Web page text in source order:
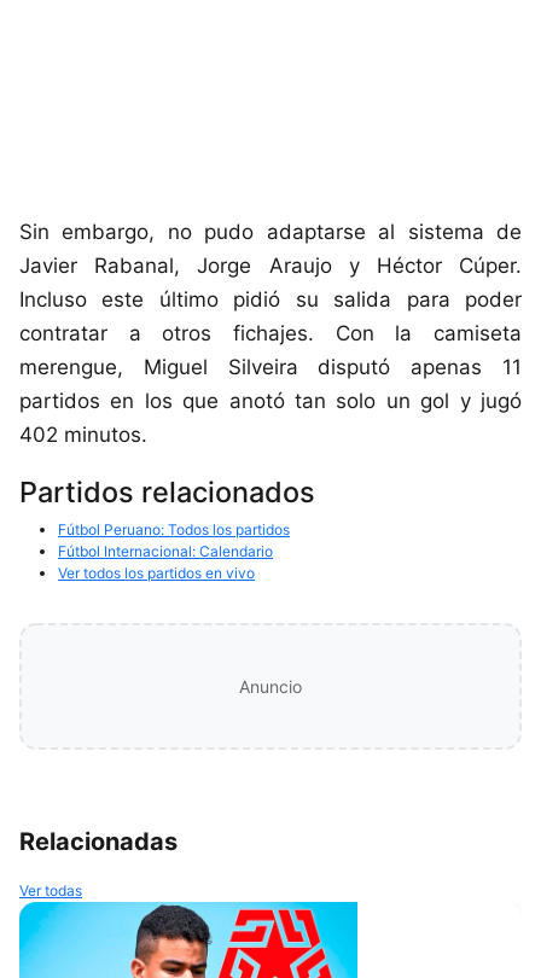
Sin embargo, no pudo adaptarse al sistema de
Javier Rabanal, Jorge Araujo y Héctor Cúper.
Incluso este último pidió su salida para poder
contratar a otros fichajes. Con la camiseta
merengue, Miguel Silveira disputó apenas 11
partidos en los que anotó tan solo un gol y jugó
402 minutos.
Partidos relacionados
Fútbol Peruano: Todos los partidos
Fútbol Internacional: Calendario
Ver todos los partidos en vivo
Anuncio
Relacionadas
Ver todas